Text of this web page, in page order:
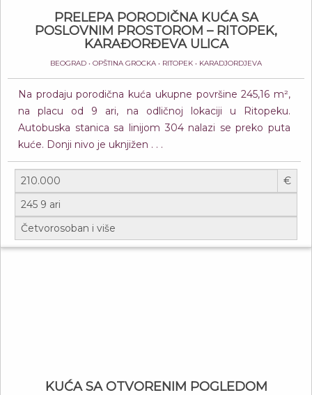
PRELEPA PORODIČNA KUĆA SA
POSLOVNIM PROSTOROM – RITOPEK,
KARAĐORĐEVA ULICA
BEOGRAD • OPŠTINA GROCKA • RITOPEK • KARADJORDJEVA
Na prodaju porodična kuća ukupne površine 245,16 m²,
na placu od 9 ari, na odličnoj lokaciji u Ritopeku.
Autobuska stanica sa linijom 304 nalazi se preko puta
kuće. Donji nivo je uknjižen . . .
€
KUĆA SA OTVORENIM POGLEDOM